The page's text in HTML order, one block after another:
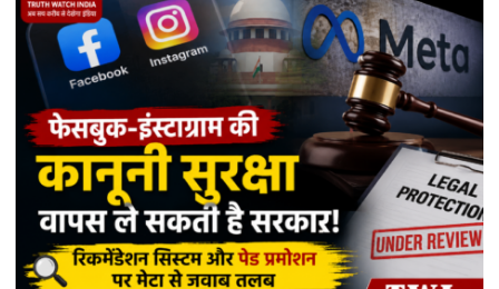
दिनों
में
सोना
₹7,064
और
चांदी
₹14,094
महंगी,
रिकॉर्ड
स्तर
के
करीब